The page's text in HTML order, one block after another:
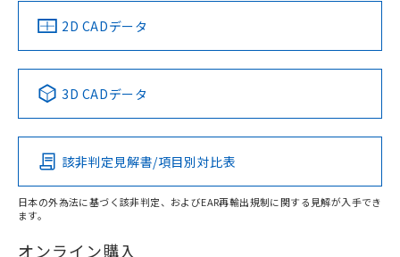
2D CADデータ
3D CADデータ
該非判定見解書/項目別対比表
日本の外為法に基づく該非判定、およびEAR再輸出規制に関する見解が入手でき
ます。
オンライン購入
荷製品に未対応品が混在することから備考
欄に対応日を記載しておりました。
既に当社にて対応品への在庫切替を完了
していることから、特段のことがない限